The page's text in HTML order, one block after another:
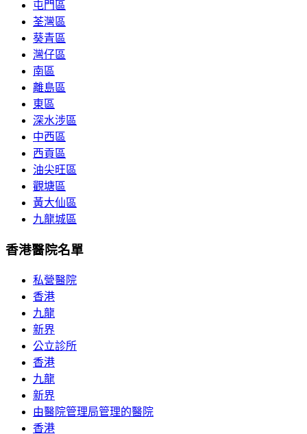
屯門區
荃灣區
葵青區
灣仔區
南區
離島區
東區
深水涉區
中西區
西貢區
油尖旺區
觀塘區
黃大仙區
九龍城區
香港醫院名單
私營醫院
香港
九龍
新界
公立診所
香港
九龍
新界
由醫院管理局管理的醫院
香港